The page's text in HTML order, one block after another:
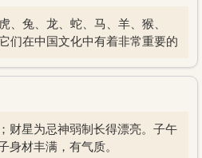
、兔、龙、蛇、马、羊、猴、
们在中国文化中有着非常重要的
财星为忌神弱制长得漂亮。子午
材丰满，有气质。